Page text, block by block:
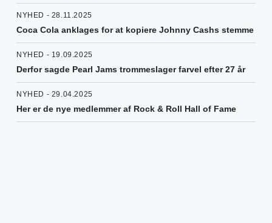
NYHED - 28.11.2025
Coca Cola anklages for at kopiere Johnny Cashs stemme
NYHED - 19.09.2025
Derfor sagde Pearl Jams trommeslager farvel efter 27 år
NYHED - 29.04.2025
Her er de nye medlemmer af Rock & Roll Hall of Fame